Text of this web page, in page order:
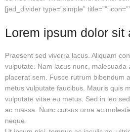
[jed_divider type=”simple” title=””
Lorem ipsum dolor sit
Praesent sed viverra lacus. Aliquam
vulputate. Nam lacus nunc, malesuada
placerat sem. Fusce rutrum bibendum
metus vulputate faucibus. Mauris quis
vulputate vitae eu metus. Sed in leo
ac massa. Nunc cursus urna ac
neque.